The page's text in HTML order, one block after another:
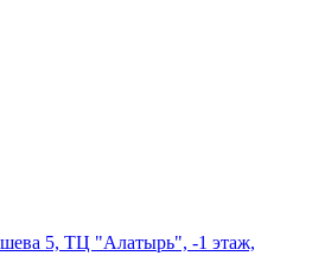
5, ТЦ "Алатырь", -1 этаж,